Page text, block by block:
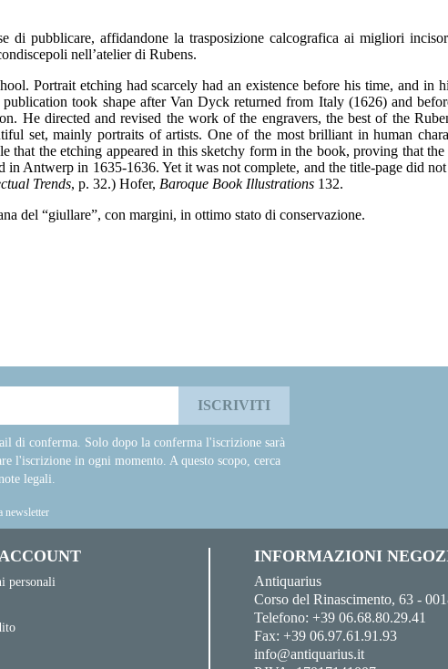
di pubblicare, affidandone la trasposizione calcografica ai migliori
nell’atelier di Rubens.
Portrait etching had scarcely had an existence before his time, and in
took shape after Van Dyck returned from Italy (1626) and
He directed and revised the work of the engravers, the best of the
set, mainly portraits of artists. One of the most brilliant in human
that the etching appeared in this sketchy form in the book, proving that
Antwerp in 1635-1636. Yet it was not complete, and the title-page did
Trends, p. 32.) Hofer, Baroque Book Illustrations 132.
del “giullare”, con margini, in ottimo stato di conservazione.
di conferma. Solo dopo la conferma l'iscrizione sarà
l'iscrizione in ogni momento. A questo scopo, cerca
legali.
newsletter
personali
INFORMAZIONI
Antiquarius
Corso del Rinascimento, 63 -
Telefono:+39 06.68.80.29.41
Fax:+39 06.97.61.91.93
info@antiquarius.it